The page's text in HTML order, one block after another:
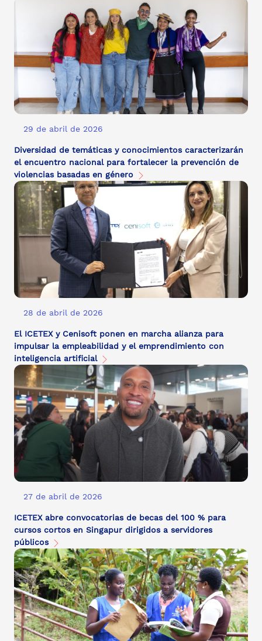
29 de abril de 2026
Diversidad de temáticas y conocimientos caracterizarán
el encuentro nacional para fortalecer la prevención de
violencias basadas en género
28 de abril de 2026
El ICETEX y Cenisoft ponen en marcha alianza para
impulsar la empleabilidad y el emprendimiento con
inteligencia artificial
27 de abril de 2026
ICETEX abre convocatorias de becas del 100 % para
cursos cortos en Singapur dirigidos a servidores
públicos